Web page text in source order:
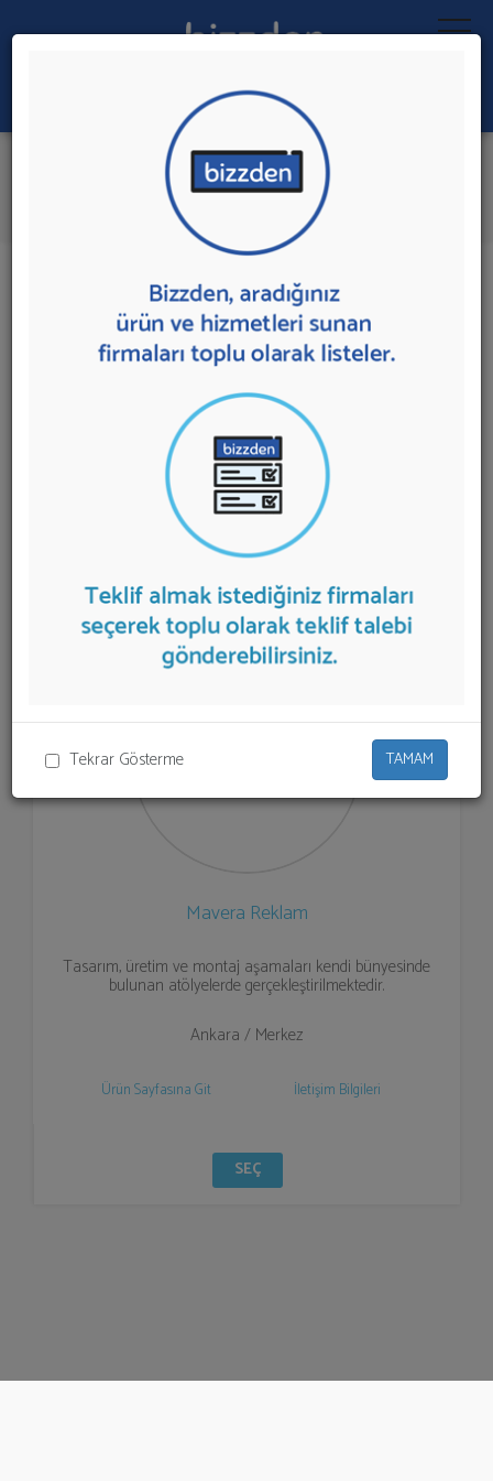
Tekrar Gösterme TAMAM
Ara:
Tabela Sistemleri
İlk 1 Firmadan Teklif İste
1 sonuç bulundu.
Tabela Sistemlerisunan firmalar aşağıda
listelenmektedir.Tabela Sistemleri
teklifi almak için
listeden seçim yapıp ya da "İlk 5 Firmadan Teklif İste"
kısmından toplu olarak teklif talebinizi firmalara
aktarabilirsiniz.
Mavera Reklam
Tasarım, üretim ve montaj aşamaları kendi bünyesinde
bulunan atölyelerde gerçekleştirilmektedir.
Ankara / Merkez
Ürün Sayfasına Git İletişim Bilgileri
SEÇ